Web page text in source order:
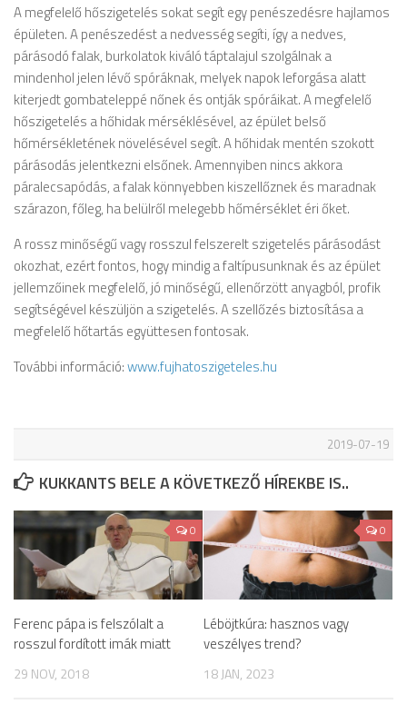
A megfelelő hőszigetelés sokat segít egy penészedésre hajlamos
épületen. A penészedést a nedvesség segíti, így a nedves,
párásodó falak, burkolatok kiváló táptalajul szolgálnak a
mindenhol jelen lévő spóráknak, melyek napok leforgása alatt
kiterjedt gombateleppé nőnek és ontják spóráikat. A megfelelő
hőszigetelés a hőhidak mérséklésével, az épület belső
hőmérsékletének növelésével segít. A hőhidak mentén szokott
párásodás jelentkezni elsőnek. Amennyiben nincs akkora
páralecsapódás, a falak könnyebben kiszellőznek és maradnak
szárazon, főleg, ha belülről melegebb hőmérséklet éri őket.
A rossz minőségű vagy rosszul felszerelt szigetelés párásodást
okozhat, ezért fontos, hogy mindig a faltípusunknak és az épület
jellemzőinek megfelelő, jó minőségű, ellenőrzött anyagból, profik
segítségével készüljön a szigetelés. A szellőzés biztosítása a
megfelelő hőtartás együttesen fontosak.
További információ:www.fujhatoszigeteles.hu
2019-07-19
KUKKANTS BELE A KÖVETKEZŐ HÍREKBE IS..
0
Ferenc pápa is felszólalt a
rosszul fordított imák miatt
29 NOV, 2018
0
Léböjtkúra: hasznos vagy
veszélyes trend?
18 JAN, 2023